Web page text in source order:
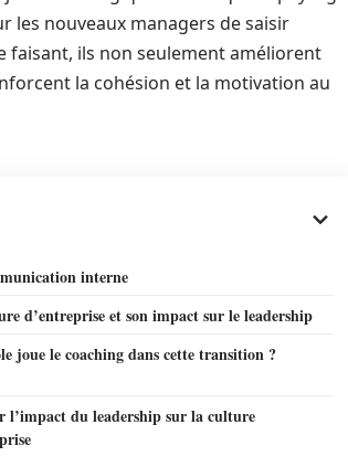
nouveaux managers de saisir
faisant, ils non seulement améliorent
la cohésion et la motivation au
interne
d’entreprise et son impact sur le leadership
joue le coaching dans cette transition ?
l’impact du leadership sur la culture